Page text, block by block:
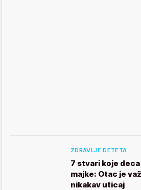
ZDRAVLJE DETETA
7 stvari koje
majke: Otac je
nikakav uticaj